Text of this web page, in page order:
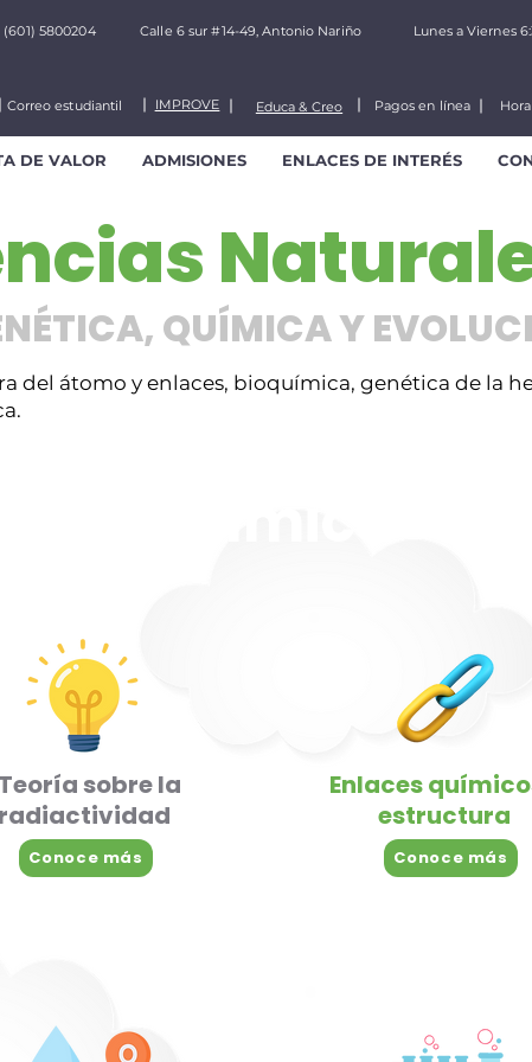
(601) 5800204 Calle 6 sur #14-49, Antonio Nariño Lunes a Viernes
Correo estudiantil IMPROVE Educa & Creo Pagos en línea
DE VALOR ADMISIONES ENLACES DE INTERÉS
QUÍMICA Y
del átomo y enlaces, bioquímica, genética de la
Teoría sobre la
radiactividad
Conoce más
Enlaces
estructura
Conoce más